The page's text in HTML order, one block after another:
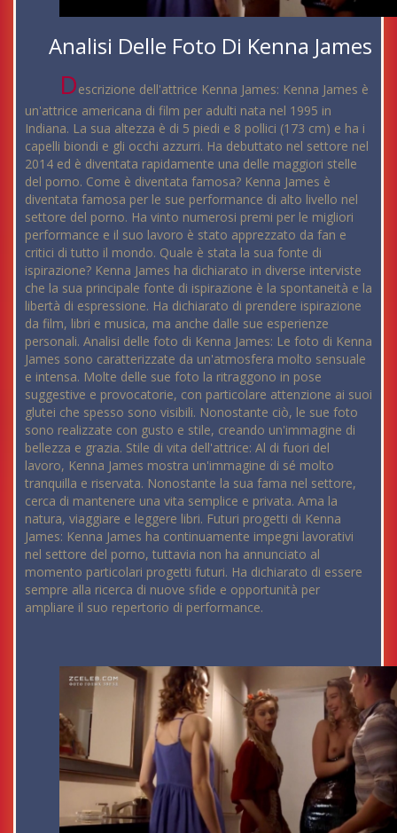
Analisi Delle Foto Di Kenna James
Descrizione dell'attrice Kenna James: Kenna James è
un'attrice americana di film per adulti nata nel 1995 in
Indiana. La sua altezza è di 5 piedi e 8 pollici (173 cm) e ha i
capelli biondi e gli occhi azzurri. Ha debuttato nel settore nel
2014 ed è diventata rapidamente una delle maggiori stelle
del porno. Come è diventata famosa? Kenna James è
diventata famosa per le sue performance di alto livello nel
settore del porno. Ha vinto numerosi premi per le migliori
performance e il suo lavoro è stato apprezzato da fan e
critici di tutto il mondo. Quale è stata la sua fonte di
ispirazione? Kenna James ha dichiarato in diverse interviste
che la sua principale fonte di ispirazione è la spontaneità e la
libertà di espressione. Ha dichiarato di prendere ispirazione
da film, libri e musica, ma anche dalle sue esperienze
personali. Analisi delle foto di Kenna James: Le foto di Kenna
James sono caratterizzate da un'atmosfera molto sensuale
e intensa. Molte delle sue foto la ritraggono in pose
suggestive e provocatorie, con particolare attenzione ai suoi
glutei che spesso sono visibili. Nonostante ciò, le sue foto
sono realizzate con gusto e stile, creando un'immagine di
bellezza e grazia. Stile di vita dell'attrice: Al di fuori del
lavoro, Kenna James mostra un'immagine di sé molto
tranquilla e riservata. Nonostante la sua fama nel settore,
cerca di mantenere una vita semplice e privata. Ama la
natura, viaggiare e leggere libri. Futuri progetti di Kenna
James: Kenna James ha continuamente impegni lavorativi
nel settore del porno, tuttavia non ha annunciato al
momento particolari progetti futuri. Ha dichiarato di essere
sempre alla ricerca di nuove sfide e opportunità per
ampliare il suo repertorio di performance.